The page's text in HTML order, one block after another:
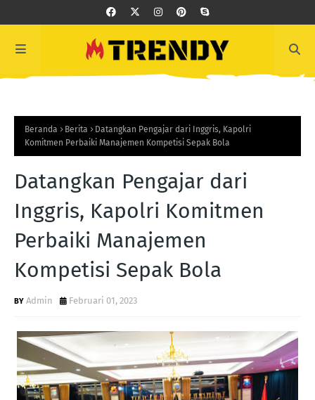
Beranda Berita
Datangkan Pengajar dari Inggris, Kapolri
Komitmen Perbaiki Manajemen Kompetisi Sepak Bola
Datangkan Pengajar dari
Inggris, Kapolri Komitmen
Perbaiki Manajemen
Kompetisi Sepak Bola
Admin Februari 01, 2023